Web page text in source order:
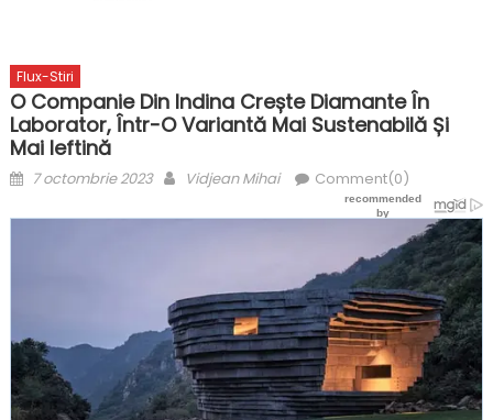
Flux-Stiri
O Companie Din Indina Crește Diamante În
Laborator, Într-O Variantă Mai Sustenabilă Și
Mai Ieftină
Posted
7 octombrie 2023 Author
Vidjean Mihai Comment(0)